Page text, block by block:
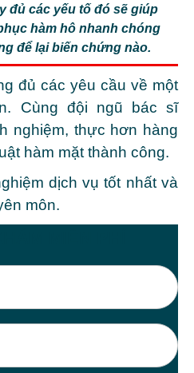
đủ các yếu tố đó sẽ giúp
hàm hô nhanh chóng
để lại biến chứng nào.
đủ các yêu cầu về một
Cùng đội ngũ bác sĩ
nghiệm, thực hơn hàng
hàm mặt thành công.
dịch vụ tốt nhất và
môn.